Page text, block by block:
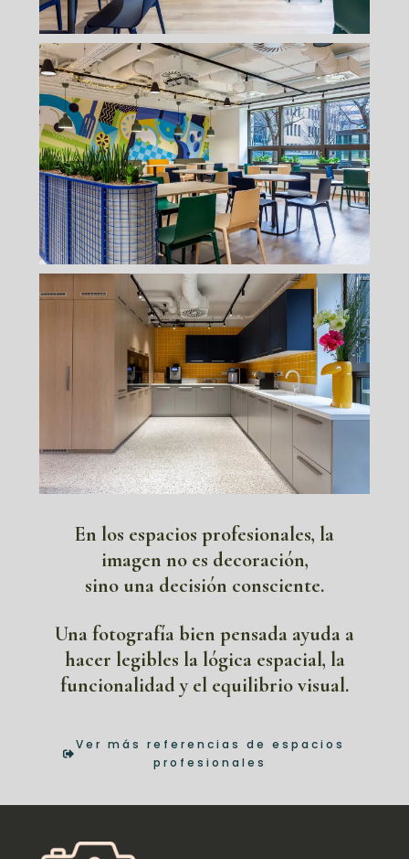
En los espacios profesionales, la
imagen no es decoración,
sino una decisión consciente.
Una fotografía bien pensada ayuda a
hacer legibles la lógica espacial, la
funcionalidad y el equilibrio visual.
Ver más referencias de espacios
profesionales